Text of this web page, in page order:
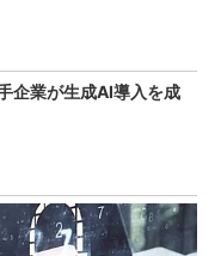
企業が生成AI導入を成